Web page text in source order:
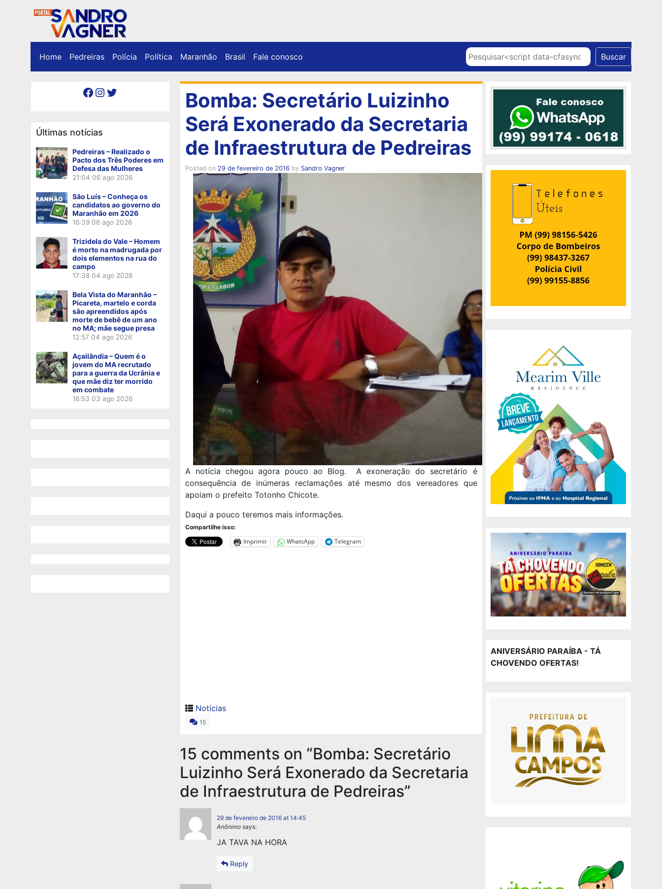
Home Pedreiras Polícia Política Maranhão Brasil Fale conosco Pesquisar Buscar
Facebook Instagram Twitter
Últimas notícias
Pedreiras – Realizado o
Pacto dos Três Poderes em
Defesa das Mulheres
21:04 06 ago 2026
São Luís – Conheça os
candidatos ao governo do
Maranhão em 2026
16:39 06 ago 2026
Trizidela do Vale – Homem
é morto na madrugada por
dois elementos na rua do
campo
17:38 04 ago 2026
Bela Vista do Maranhão –
Picareta, martelo e corda
são apreendidos após
morte de bebê de um ano
no MA; mãe segue presa
12:57 04 ago 2026
Açailândia – Quem é o
jovem do MA recrutado
para a guerra da Ucrânia e
que mãe diz ter morrido
em combate
16:53 03 ago 2026
Bomba: Secretário Luizinho
Será Exonerado da Secretaria
de Infraestrutura de Pedreiras
Posted on 29 de fevereiro de 2016 by Sandro Vagner
A notícia chegou agora pouco ao Blog. A exoneração do secretário é
consequência de inúmeras reclamações até mesmo dos vereadores que
apoiam o prefeito Totonho Chicote.
Daqui a pouco teremos mais informações.
Compartilhe isso:
Imprimir WhatsApp Telegram
Notícias
15
15 comments on “Bomba: Secretário
Luizinho Será Exonerado da Secretaria
de Infraestrutura de Pedreiras”
29 de fevereiro de 2016 at 14:45
Anônimo says:
JA TAVA NA HORA
Reply
ANIVERSÁRIO PARAÍBA - TÁ
CHOVENDO OFERTAS!